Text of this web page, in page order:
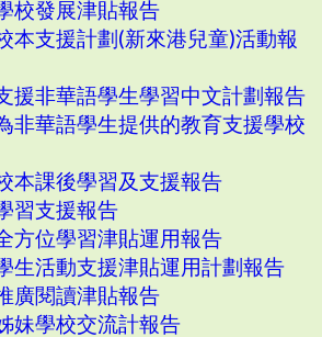
校發展津貼報告
本支援計劃(新來港兒童)活動報
援非華語學生學習中文計劃報告
非華語學生提供的教育支援學校
本課後學習及支援報告
習支援報告
方位學習津貼運用報告
生活動支援津貼運用計劃報告
廣閱讀津貼報告
妹學校交流計報告